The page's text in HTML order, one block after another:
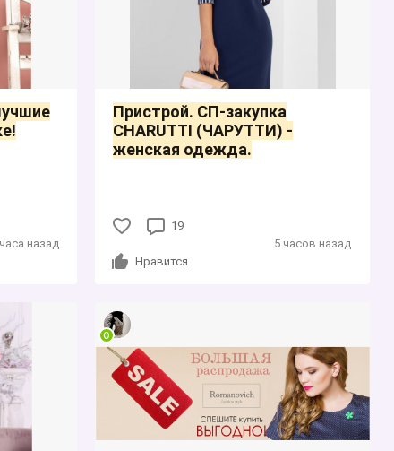
назад
Пристрой. СП-закупка
CHARUTTI (ЧАРУТТИ) -
женская одежда.
19
Нравится
5 часов назад